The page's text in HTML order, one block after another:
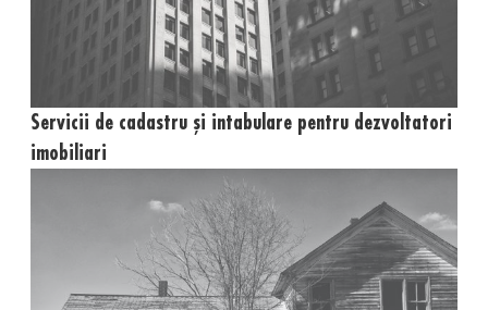
Servicii de cadastru și intabulare pentru dezvoltatori
imobiliari